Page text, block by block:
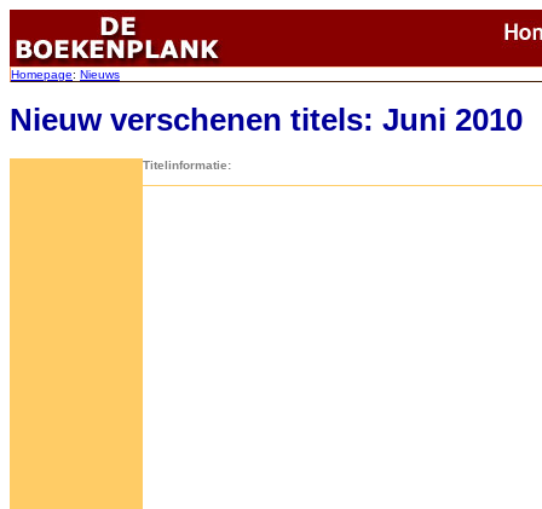
Homepage: Nieuws
Nieuw verschenen titels: Juni 2010
Titelinformatie: